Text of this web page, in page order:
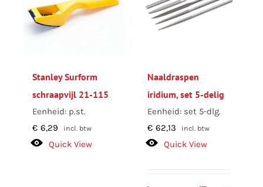
Stanley Surform
schraapvijl 21-115
Eenheid: p.st.
€ 6,29 incl. btw
Quick View
Naaldraspen
iridium, set 5-delig
Eenheid: set 5-dlg.
€ 62,13 incl. btw
Quick View